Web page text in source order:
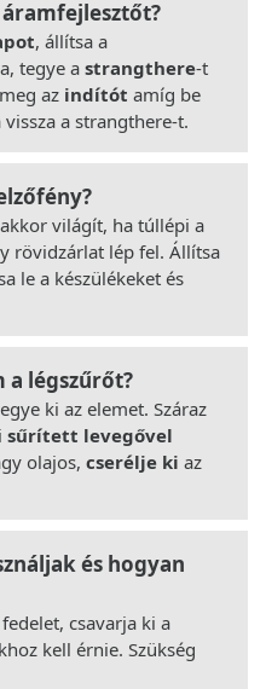
, állítsa a
tegye astrangthere-t
az indítót amíg be
a strangthere-t.
világít, ha túllépi a
rövidzárlat lép fel. Állítsa
le a készülékeket és
légszűrőt?
ki az elemet. Száraz
sűrített levegővel
olajos, cserélje ki az
és hogyan
csavarja ki a
kell érnie. Szükség